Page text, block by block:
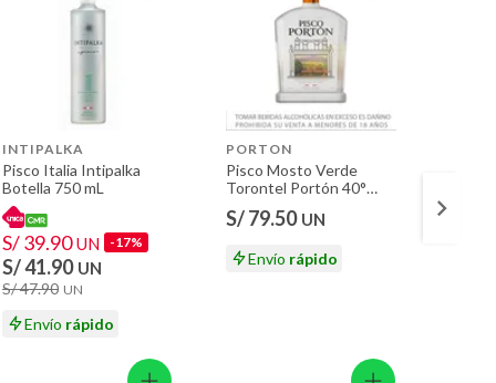
INTIPALKA
Pisco Italia Intipalka
Botella 750 mL
S/ 39.90 UN -17%
S/ 41.90 UN
S/ 47.90 UN
Envío rápido
PORTON
Pisco Mosto Verde
Torontel Portón 40°
S/ 79.50 UN
Envío rápido